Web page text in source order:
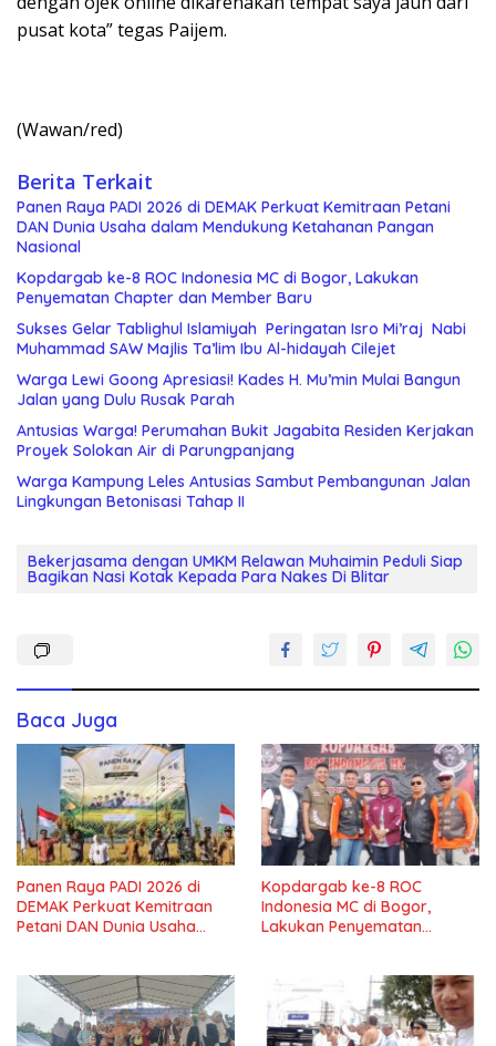
pusat kota” tegas Paijem.
(Wawan/red)
Berita Terkait
Panen Raya PADI 2026 di DEMAK Perkuat Kemitraan Petani
DAN Dunia Usaha dalam Mendukung Ketahanan Pangan
Nasional
Kopdargab ke-8 ROC Indonesia MC di Bogor, Lakukan
Penyematan Chapter dan Member Baru
Sukses Gelar Tablighul Islamiyah Peringatan Isro Mi’raj Nabi
Muhammad SAW Majlis Ta’lim Ibu Al-hidayah Cilejet
Warga Lewi Goong Apresiasi! Kades H. Mu’min Mulai Bangun
Jalan yang Dulu Rusak Parah
Antusias Warga! Perumahan Bukit Jagabita Residen Kerjakan
Proyek Solokan Air di Parungpanjang
Warga Kampung Leles Antusias Sambut Pembangunan Jalan
Lingkungan Betonisasi Tahap II
Bekerjasama dengan UMKM Relawan Muhaimin Peduli Siap
Bagikan Nasi Kotak Kepada Para Nakes Di Blitar
Baca Juga
Panen Raya PADI 2026 di
DEMAK Perkuat Kemitraan
Petani DAN Dunia Usaha
Kopdargab ke-8 ROC
Indonesia MC di Bogor,
Lakukan Penyematan